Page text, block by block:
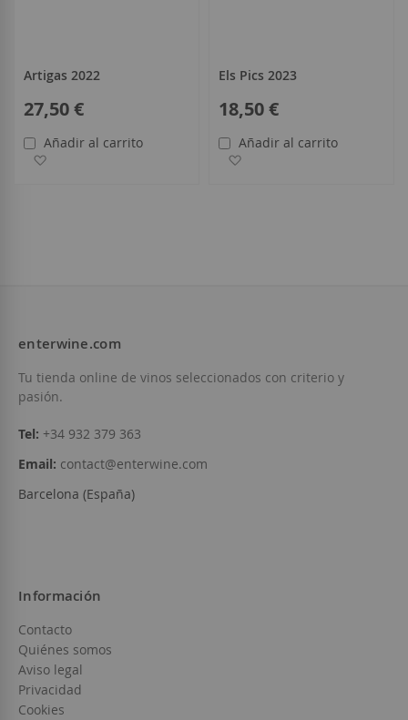
Artigas 2022
27,50 €
Añadir al carrito
Els Pics 2023
18,50 €
Añadir al carrito
enterwine.com
Tu tienda online de vinos seleccionados con criterio y
pasión.
Tel: +34 932 379 363
Email: contact@enterwine.com
Barcelona (España)
Información
Contacto
Quiénes somos
Aviso legal
Privacidad
Cookies